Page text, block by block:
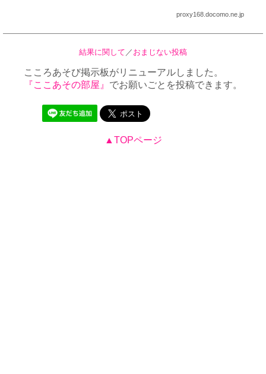
proxy168.docomo.ne.jp
結果に関して ／ おまじない投稿
こころあそび掲示板がリニューアルしました。
『ここあその部屋』 でお願いごとを投稿できます。
▲TOPページ